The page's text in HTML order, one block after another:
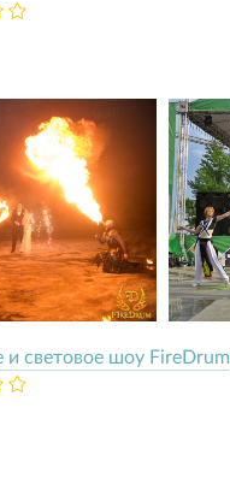
и световое шоу FireDrum